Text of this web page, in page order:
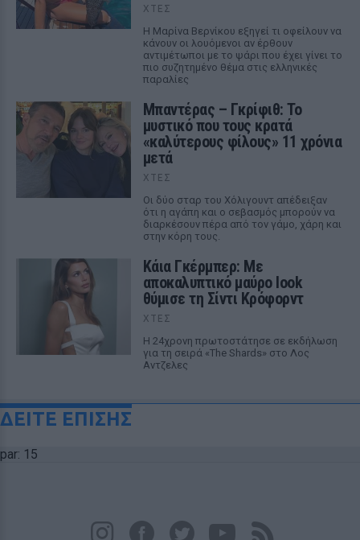
ΧΤΕΣ
Η Μαρίνα Βερνίκου εξηγεί τι οφείλουν να
κάνουν οι λουόμενοι αν έρθουν
αντιμέτωποι με το ψάρι που έχει γίνει το
πιο συζητημένο θέμα στις ελληνικές
παραλίες
Μπαντέρας – Γκρίφιθ: Το
μυστικό που τους κρατά
«καλύτερους φίλους» 11 χρόνια
μετά
ΧΤΕΣ
Οι δύο σταρ του Χόλιγουντ απέδειξαν
ότι η αγάπη και ο σεβασμός μπορούν να
διαρκέσουν πέρα από τον γάμο, χάρη και
στην κόρη τους.
Κάια Γκέρμπερ: Με
αποκαλυπτικό μαύρο look
θύμισε τη Σίντι Κρόφορντ
ΧΤΕΣ
Η 24χρονη πρωτοστάτησε σε εκδήλωση
για τη σειρά «The Shards» στο Λος
Αντζελες
ΔΕΙΤΕ ΕΠΙΣΗΣ
par: 15